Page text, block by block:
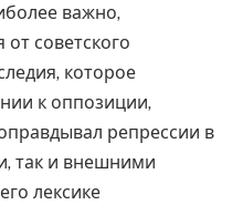
важно,
от советского
которое
к оппозиции,
репрессии в
так и внешними
лексике